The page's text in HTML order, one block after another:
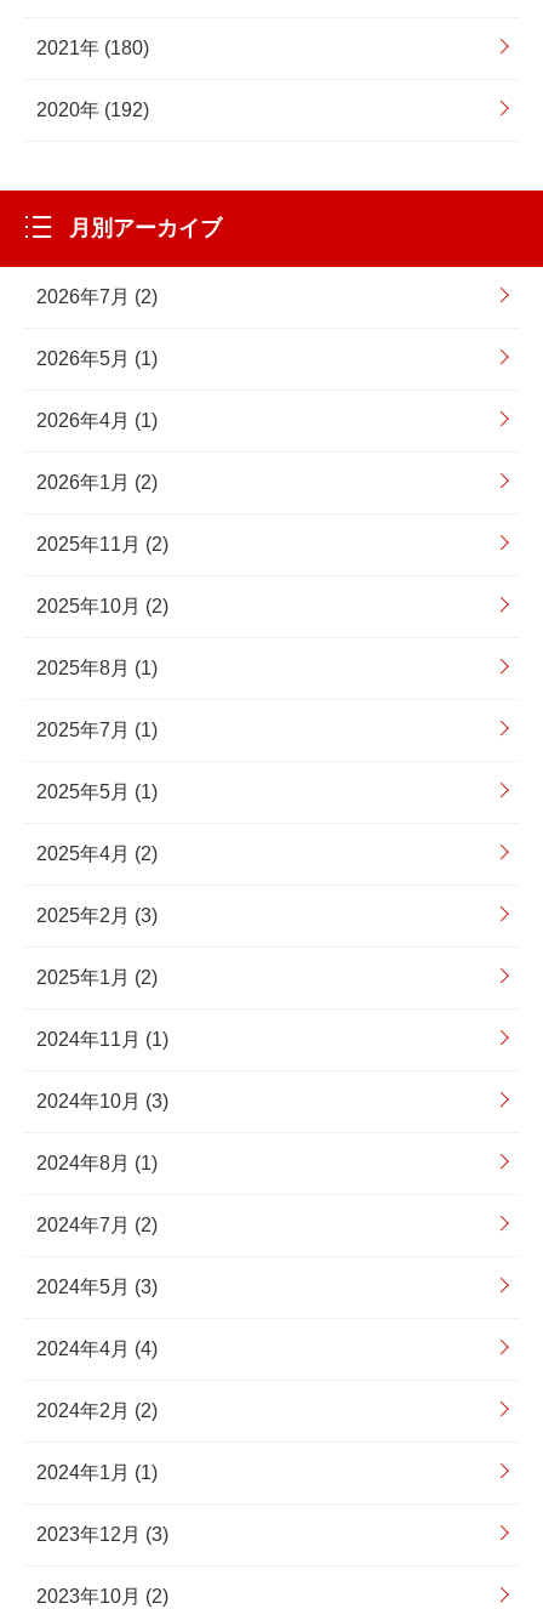
2021年 (180)
2020年 (192)
月別アーカイブ
2026年7月 (2)
2026年5月 (1)
2026年4月 (1)
2026年1月 (2)
2025年11月 (2)
2025年10月 (2)
2025年8月 (1)
2025年7月 (1)
2025年5月 (1)
2025年4月 (2)
2025年2月 (3)
2025年1月 (2)
2024年11月 (1)
2024年10月 (3)
2024年8月 (1)
2024年7月 (2)
2024年5月 (3)
2024年4月 (4)
2024年2月 (2)
2024年1月 (1)
2023年12月 (3)
2023年10月 (2)